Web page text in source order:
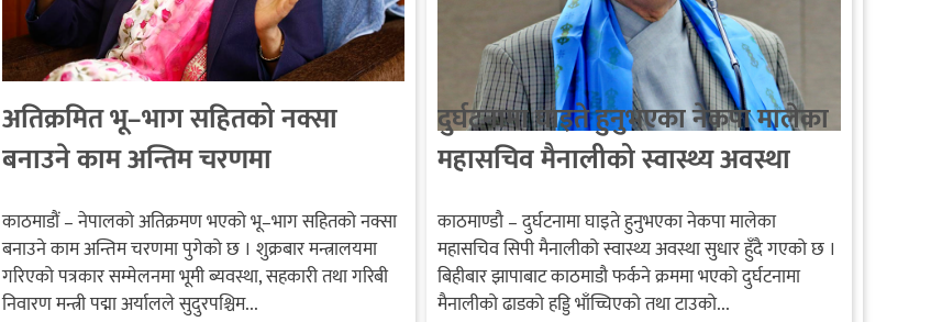
अतिक्रमित भू–भाग सहितको नक्सा
बनाउने काम अन्तिम चरणमा
काठमाडौं – नेपालको अतिक्रमण भएको भू–भाग सहितको नक्सा
बनाउने काम अन्तिम चरणमा पुगेको छ । शुक्रबार मन्त्रालयमा
गरिएको पत्रकार सम्मेलनमा भूमी ब्यवस्था, सहकारी तथा गरिबी
निवारण मन्त्री पद्मा अर्यालले सुदुरपश्चिम...
दुर्घटनामा घाइते हुनुभएका नेकपा मालेका
महासचिव मैनालीको स्वास्थ्य अवस्था
सुधार हुदै
काठमाण्डौ – दुर्घटनामा घाइते हुनुभएका नेकपा मालेका
महासचिव सिपी मैनालीको स्वास्थ्य अवस्था सुधार हुँदै गएको छ ।
बिहीबार झापाबाट काठमाडौ फर्कने क्रममा भएको दुर्घटनामा
मैनालीको ढाडको हड्डि भाँच्चिएको तथा टाउको...